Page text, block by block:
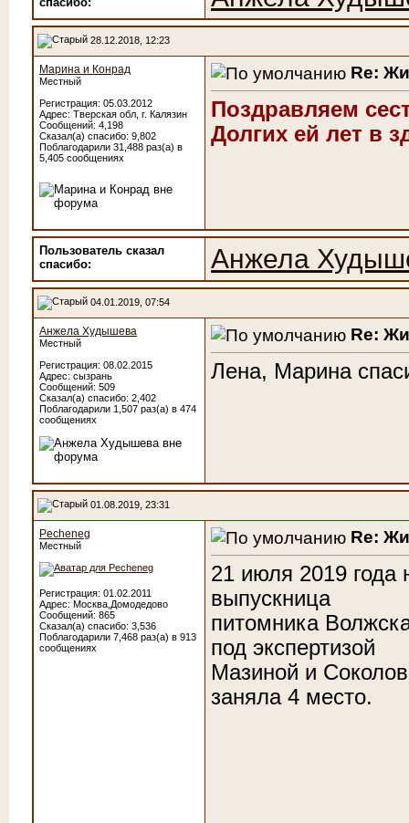
28.12.2018, 12:23
Марина и Конрад
Местный
Регистрация: 05.03.2012
Адрес: Тверская обл, г. Калязин
Сообщений: 4,198
Сказал(а) спасибо: 9,802
Поблагодарили 31,488 раз(а) в
5,405 сообщениях
Re:
Поздравляем
Долгих ей лет в
Пользователь сказал
cпасибо:
Анжела
04.01.2019, 07:54
Анжела Худышева
Местный
Регистрация: 08.02.2015
Адрес: сызрань
Сообщений: 509
Сказал(а) спасибо: 2,402
Поблагодарили 1,507 раз(а) в 474
сообщениях
Re:
Лена, Марина
01.08.2019, 23:31
Pecheneg
Местный
Регистрация: 01.02.2011
Адрес: Москва,Домодедово
Сообщений: 865
Сказал(а) спасибо: 3,536
Поблагодарили 7,468 раз(а) в 913
сообщениях
Re:
21 июля 2019 года
выпускница
питомника
под экспертизой
Мазиной и
заняла 4 место.